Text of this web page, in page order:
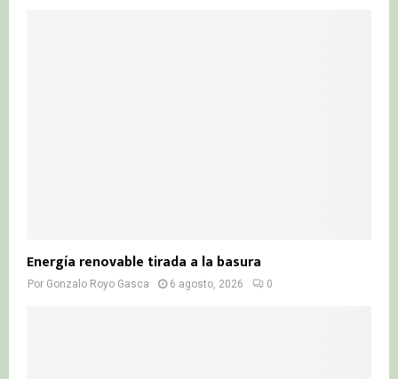
Energía renovable tirada a la basura
Por Gonzalo Royo Gasca 6 agosto, 2026 0